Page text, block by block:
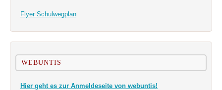
Flyer Schulwegplan
WEBUNTIS
Hier geht es zur Anmeldeseite von webuntis!